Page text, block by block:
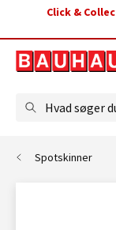
Click &
Hvad søger
Spotskinner